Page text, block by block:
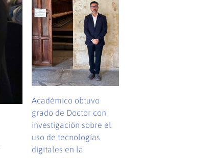
Académico obtuvo
grado de Doctor con
investigación sobre el
uso de tecnologías
digitales en la